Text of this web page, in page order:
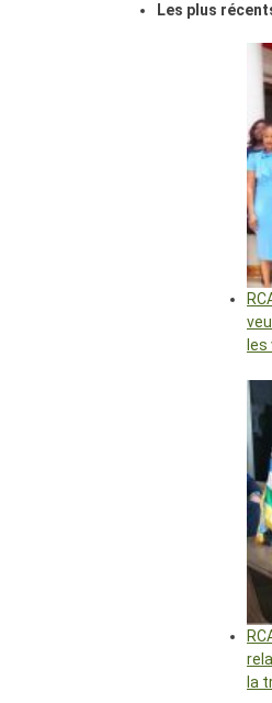
Les plus
la